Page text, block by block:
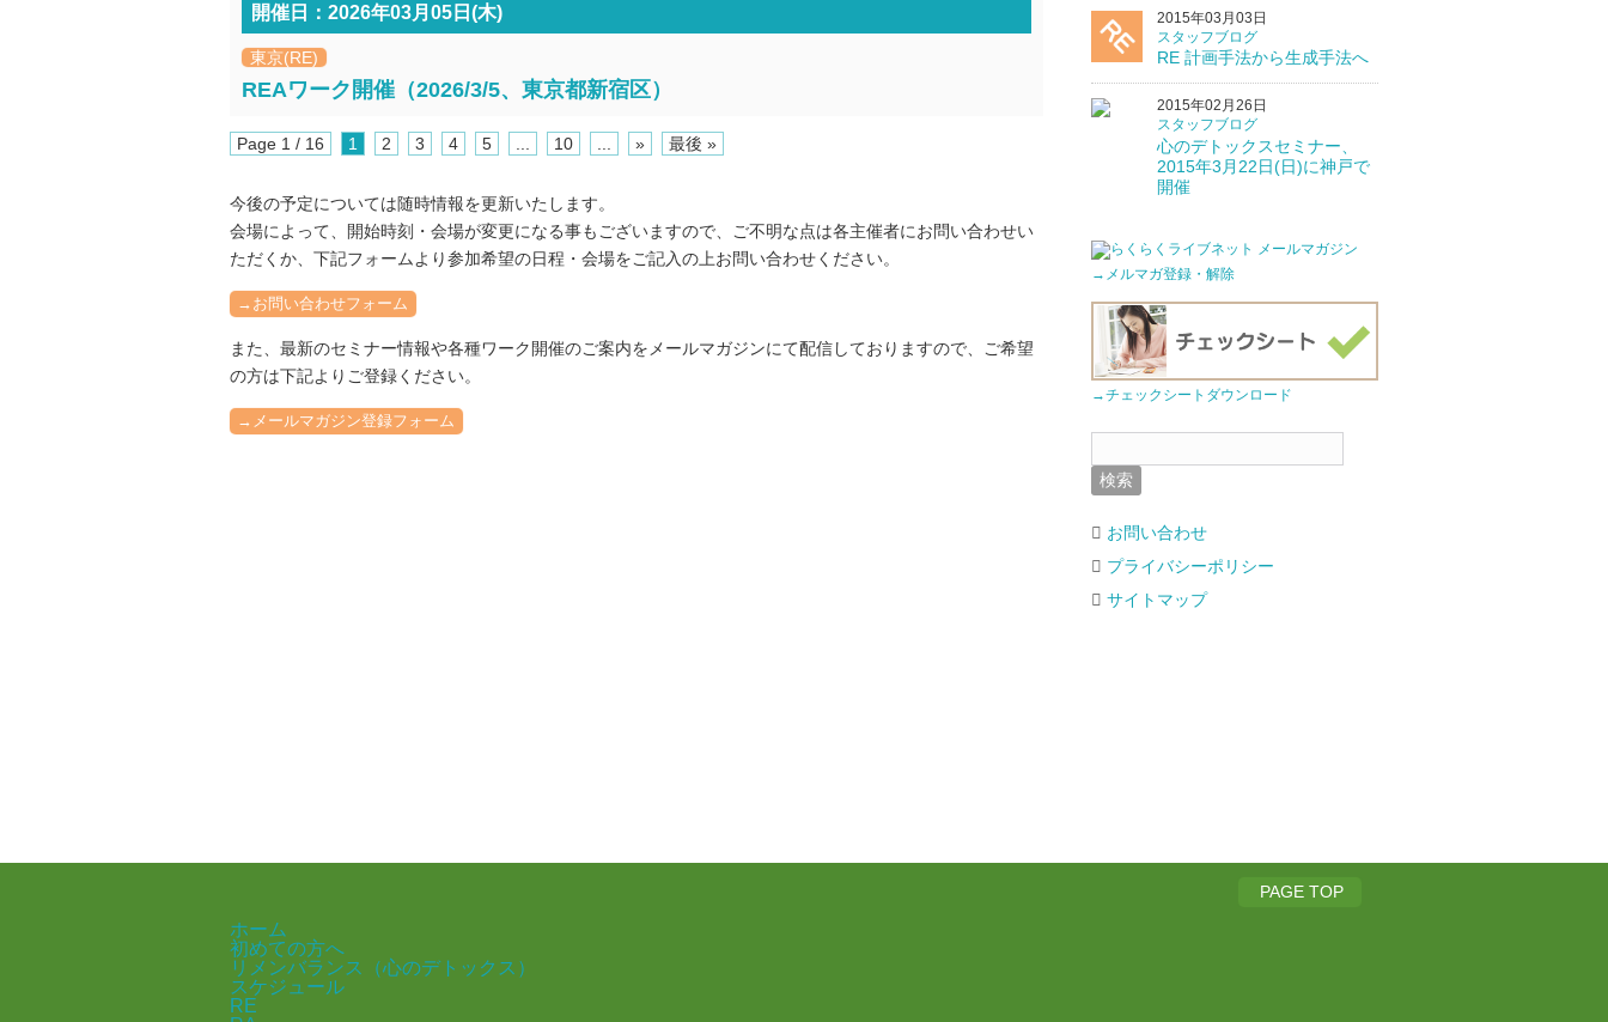
開催日：2026年03月05日(木)
東京(RE)
REAワーク開催（2026/3/5、東京都新宿区）
Page 1 / 16 1 2 3 4 5 ... 10 ... » 最後 »
今後の予定については随時情報を更新いたします。
会場によって、開始時刻・会場が変更になる事もございますので、ご不明な点は各主催者にお問い合わせい
ただくか、下記フォームより参加希望の日程・会場をご記入の上お問い合わせください。
→お問い合わせフォーム
また、最新のセミナー情報や各種ワーク開催のご案内をメールマガジンにて配信しておりますので、ご希望
の方は下記よりご登録ください。
→メールマガジン登録フォーム
2015年03月03日
スタッフブログ
RE 計画手法から生成手法へ
2015年02月26日
スタッフブログ
心のデトックスセミナー、
2015年3月22日(日)に神戸で
開催
→メルマガ登録・解除
→チェックシートダウンロード
お問い合わせ
プライバシーポリシー
サイトマップ
PAGE TOP
ホーム
初めての方へ
リメンバランス（心のデトックス）
スケジュール
RE